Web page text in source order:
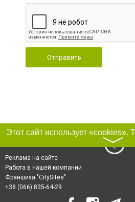
Отправить
〉
Реклама на сайте
Работа в нашей компании
Франшиза "CitySites"
+38 (066) 835-64-29